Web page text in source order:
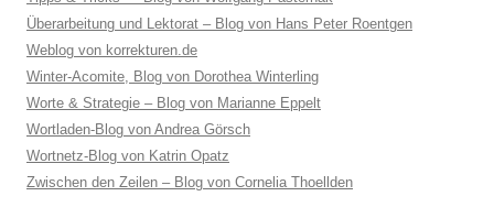
Überarbeitung und Lektorat – Blog von Hans Peter Roentgen
Weblog von korrekturen.de
Winter-Acomite, Blog von Dorothea Winterling
Worte & Strategie – Blog von Marianne Eppelt
Wortladen-Blog von Andrea Görsch
Wortnetz-Blog von Katrin Opatz
Zwischen den Zeilen – Blog von Cornelia Thoellden